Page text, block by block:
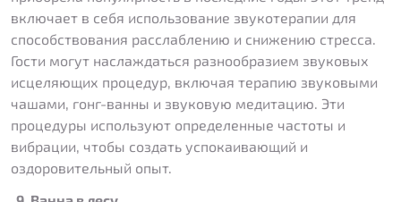
включает в себя использование звукотерапии для
способствования расслаблению и снижению стресса.
Гости могут наслаждаться разнообразием звуковых
исцеляющих процедур, включая терапию звуковыми
чашами, гонг-ванны и звуковую медитацию. Эти
процедуры используют определенные частоты и
вибрации, чтобы создать успокаивающий и
оздоровительный опыт.